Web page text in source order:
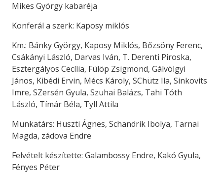
Mikes György kabaréja
Konferál a szerk: Kaposy miklós
Km.: Bánky György, Kaposy Miklós, Bőzsöny Ferenc,
Csákányi László, Darvas Iván, T. Derenti Piroska,
Esztergályos Cecília, Fülöp Zsigmond, Gálvölgyi
János, Kibédi Ervin, Mécs Károly, SChütz Ila, Sinkovits
Imre, SZersén Gyula, Szuhai Balázs, Tahi Tóth
László, Tímár Béla, Tyll Attila
Munkatárs: Huszti Ágnes, Schandrik Ibolya, Tarnai
Magda, zádova Endre
Felvételt készítette: Galambossy Endre, Kakó Gyula,
Fényes Péter